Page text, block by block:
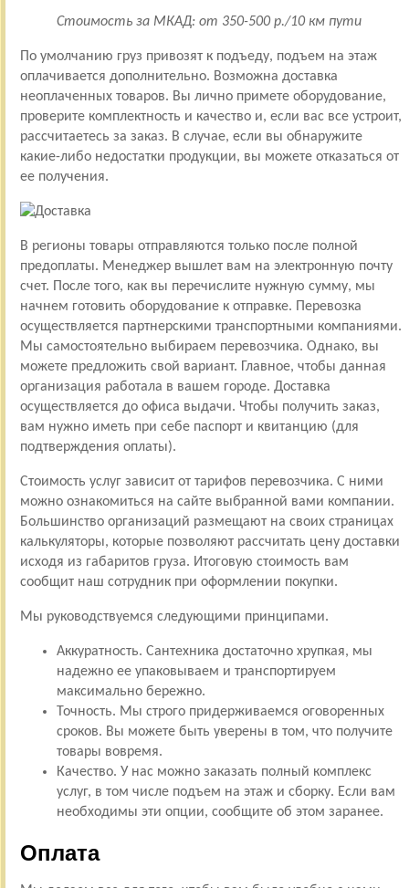
Стоимость за МКАД: от 350-500 р./10 км пути
По умолчанию груз привозят к подъеду, подъем на этаж
оплачивается дополнительно. Возможна доставка
неоплаченных товаров. Вы лично примете оборудование,
проверите комплектность и качество и, если вас все устроит,
рассчитаетесь за заказ. В случае, если вы обнаружите
какие-либо недостатки продукции, вы можете отказаться от
ее получения.
В регионы товары отправляются только после полной
предоплаты. Менеджер вышлет вам на электронную почту
счет. После того, как вы перечислите нужную сумму, мы
начнем готовить оборудование к отправке. Перевозка
осуществляется партнерскими транспортными компаниями.
Мы самостоятельно выбираем перевозчика. Однако, вы
можете предложить свой вариант. Главное, чтобы данная
организация работала в вашем городе. Доставка
осуществляется до офиса выдачи. Чтобы получить заказ,
вам нужно иметь при себе паспорт и квитанцию (для
подтверждения оплаты).
Стоимость услуг зависит от тарифов перевозчика. С ними
можно ознакомиться на сайте выбранной вами компании.
Большинство организаций размещают на своих страницах
калькуляторы, которые позволяют рассчитать цену доставки
исходя из габаритов груза. Итоговую стоимость вам
сообщит наш сотрудник при оформлении покупки.
Мы руководствуемся следующими принципами.
Аккуратность. Сантехника достаточно хрупкая, мы
надежно ее упаковываем и транспортируем
максимально бережно.
Точность. Мы строго придерживаемся оговоренных
сроков. Вы можете быть уверены в том, что получите
товары вовремя.
Качество. У нас можно заказать полный комплекс
услуг, в том числе подъем на этаж и сборку. Если вам
необходимы эти опции, сообщите об этом заранее.
Оплата